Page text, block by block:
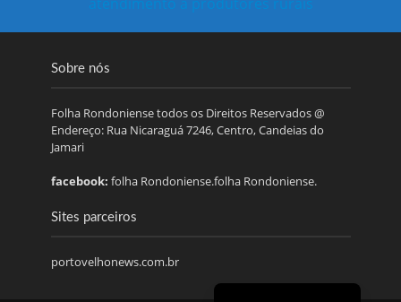
Sobre nós
Folha Rondoniense todos os Direitos Reservados @
Endereço: Rua Nicaraguá 7246, Centro, Candeias do
Jamari
facebook: folha Rondoniense.folha Rondoniense.
Sites parceiros
portovelhonews.com.br